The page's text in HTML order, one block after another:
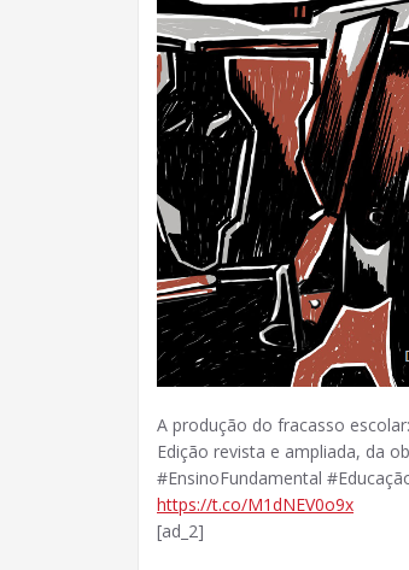
A produção do fracasso
Edição revista e ampliada, da
#EnsinoFundamental
https://t.co/M1dNEV0o9x
[ad_2]